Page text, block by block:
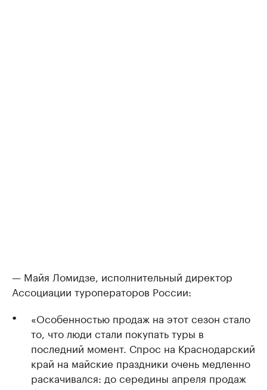
— Майя Ломидзе, исполнительный директор
Ассоциации туроператоров России:
«Особенностью продаж на этот сезон стало
то, что люди стали покупать туры в
последний момент. Спрос на Краснодарский
край на майские праздники очень медленно
раскачивался: до середины апреля продаж